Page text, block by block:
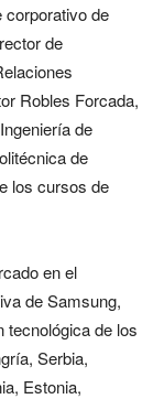
de
de
Robles Forcada,
de
de
los cursos de
en el
de Samsung,
tecnológica de los
Serbia,
Estonia,